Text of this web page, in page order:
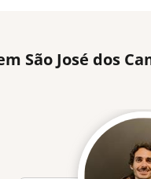
São José dos